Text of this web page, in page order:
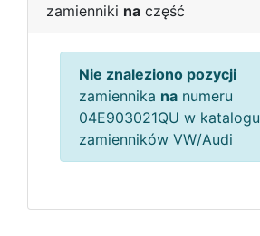
zamienniki na część
Nie znaleziono pozycji
zamiennika na numeru
04E903021QU w katalogu
zamienników VW/Audi